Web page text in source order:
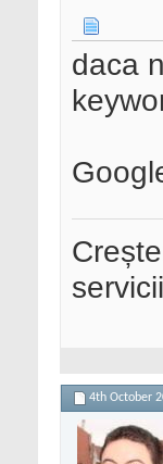
daca
4th October